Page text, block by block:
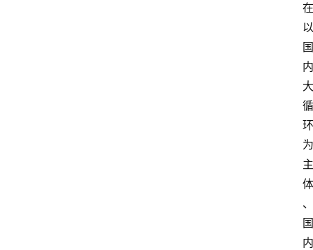
在
以
国
内
大
循
环
为
主
体
、
国
内